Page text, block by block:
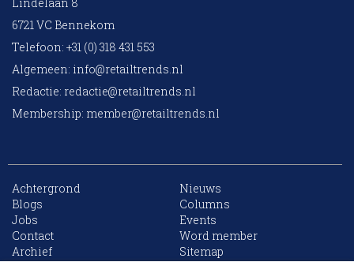
Lindelaan 8
6721 VC Bennekom
Telefoon: +31 (0) 318 431 553
Algemeen: info@retailtrends.nl
Redactie: redactie@retailtrends.nl
Membership: member@retailtrends.nl
Achtergrond
Nieuws
Blogs
Columns
Jobs
Events
Contact
Word member
Archief
Sitemap